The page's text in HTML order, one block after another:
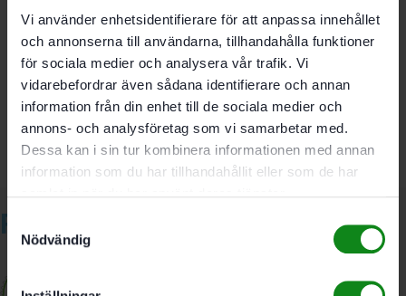
Vi använder enhetsidentifierare för att anpassa innehållet
och annonserna till användarna, tillhandahålla funktioner
för sociala medier och analysera vår trafik. Vi
vidarebefordrar även sådana identifierare och annan
information från din enhet till de sociala medier och
annons- och analysföretag som vi samarbetar med.
Dessa kan i sin tur kombinera informationen med annan
information som du har tillhandahållit eller som de har
Samtyckesval
Nödvändig
Det finns inga recensioner än.
Bli först med att recensera ”Festool Bits Phillips PH 1-
50 CENTRO 2-pack”
Du måste varainloggadför att skriva en recension.
Relaterade produkter